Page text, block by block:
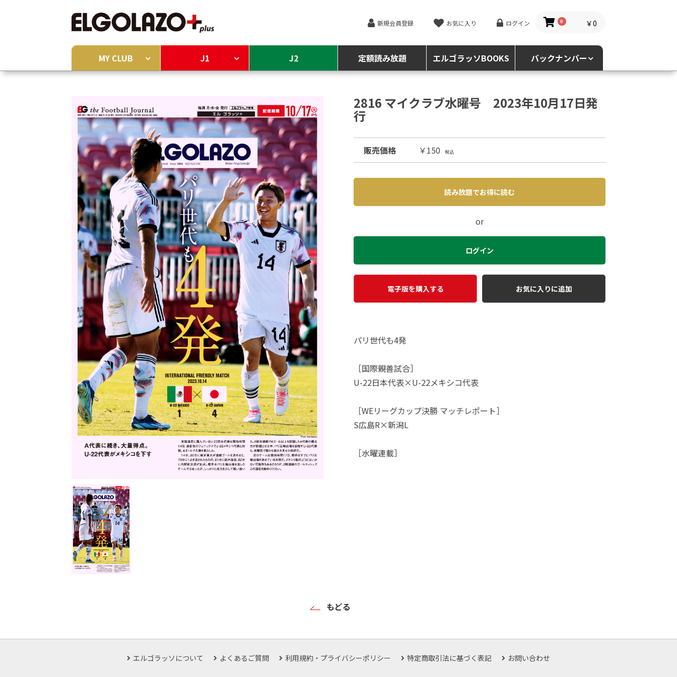
新規会員登録 お気に入り ログイン 0 ￥0
MY CLUB J1 J2 定額読み放題 エルゴラッソBOOKS バックナンバー
2816 マイクラブ水曜号 2023年10月17日発
行
販売価格 ￥150 税込
読み放題でお得に読む
or
ログイン
電子版を購入する お気に入りに追加
パリ世代も4発
［国際親善試合］
U-22日本代表×U-22メキシコ代表
［WEリーグカップ決勝 マッチレポート］
S広島R×新潟L
［水曜連載］
もどる
エルゴラッソについて よくあるご質問 利用規約・プライバシーポリシー 特定商取引法に基づく表記 お問い合わせ